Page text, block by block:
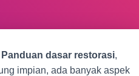
Panduan dasar restorasi,
impian, ada banyak aspek